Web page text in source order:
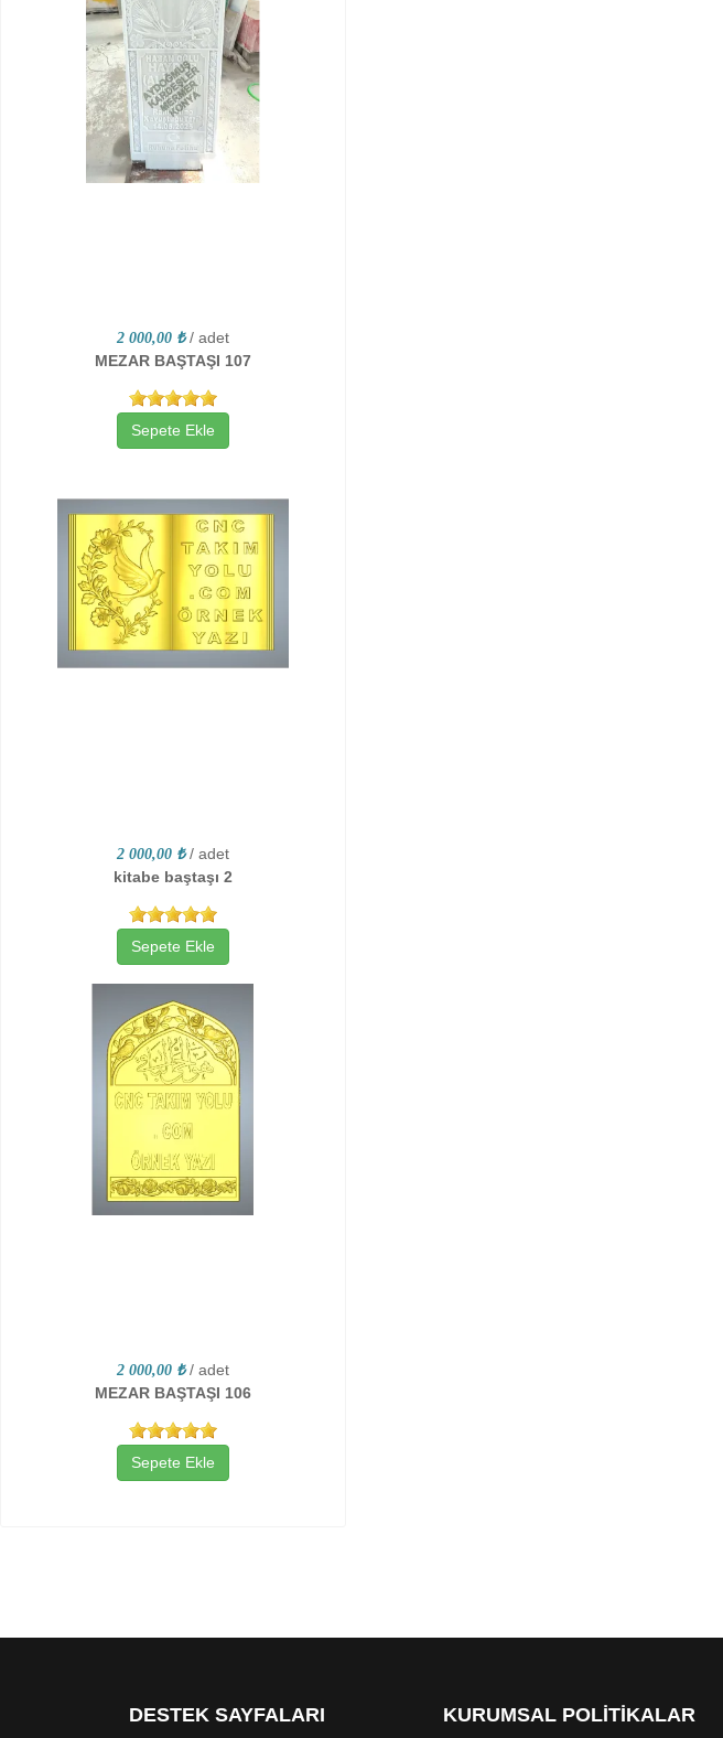
2 000,00 ₺ / adet
MEZAR BAŞTAŞI 107
Sepete Ekle
2 000,00 ₺ / adet
kitabe baştaşı 2
Sepete Ekle
2 000,00 ₺ / adet
MEZAR BAŞTAŞI 106
Sepete Ekle
DESTEK SAYFALARI KURUMSAL POLİTİKALAR